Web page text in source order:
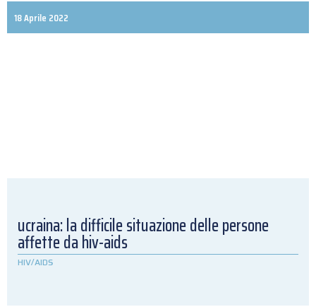
18 Aprile 2022
ucraina: la difficile situazione delle persone
affette da hiv-aids
HIV/AIDS